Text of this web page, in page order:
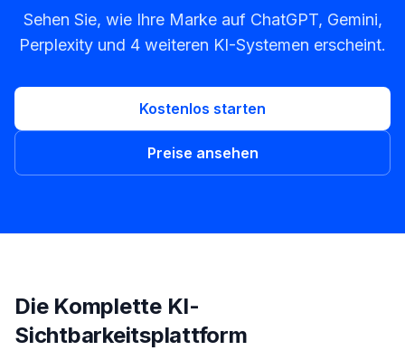
Sehen Sie, wie Ihre Marke auf ChatGPT, Gemini,
Perplexity und 4 weiteren KI-Systemen erscheint.
Kostenlos starten
Preise ansehen
Die Komplette KI-
Sichtbarkeitsplattform